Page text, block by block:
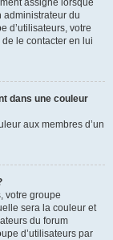
assigné lorsque
administrateur du
d’utilisateurs, votre
le contacter en lui
dans une couleur
aux membres d’un
votre groupe
sera la couleur et
du forum
d’utilisateurs par